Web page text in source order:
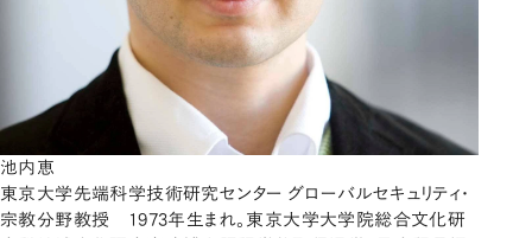
池内恵
東京大学先端科学技術研究センター グローバルセキュリティ・
宗教分野教授 1973年生まれ。東京大学大学院総合文化研